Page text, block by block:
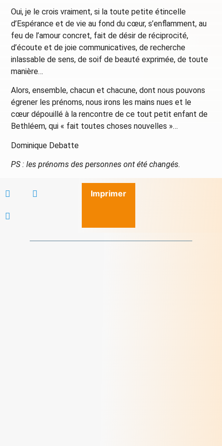
Oui, je le crois vraiment, si la toute petite étincelle
d’Espérance et de vie au fond du cœur, s’enflamment, au
feu de l’amour concret, fait de désir de réciprocité,
d’écoute et de joie communicatives, de recherche
inlassable de sens, de soif de beauté exprimée, de toute
manière…
Alors, ensemble, chacun et chacune, dont nous pouvons
égrener les prénoms, nous irons les mains nues et le
cœur dépouillé à la rencontre de ce tout petit enfant de
Bethléem, qui « fait toutes choses nouvelles »…
Dominique Debatte
PS : les prénoms des personnes ont été changés.
Imprimer